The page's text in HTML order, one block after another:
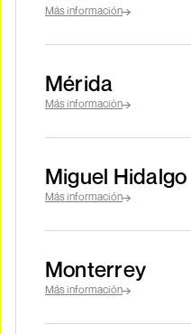
Más información
Mérida
Más información
Miguel Hidalgo
Más información
Monterrey
Más información